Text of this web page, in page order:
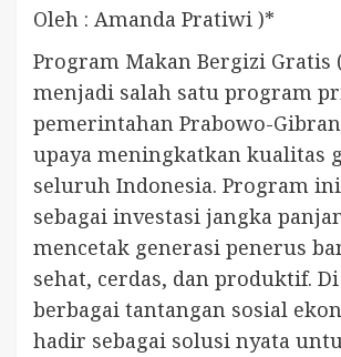
Oleh : Amanda Pratiwi )*
Program Makan Bergizi Gratis
menjadi salah satu program
pemerintahan Prabowo-
upaya meningkatkan kualitas
seluruh Indonesia. Program
sebagai investasi jangka
mencetak generasi penerus
sehat, cerdas, dan produktif.
berbagai tantangan sosial
hadir sebagai solusi nyata